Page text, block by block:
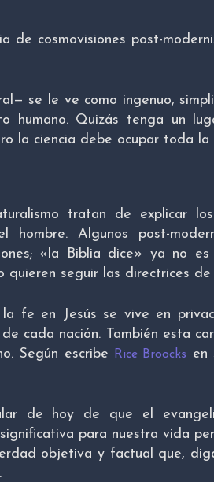
de cosmovisiones post-
se le ve como ingenuo,
humano. Quizás tenga un
la ciencia debe ocupar toda la
tratan de explicar
Algunos post-
«la Biblia dice» ya no es
quieren seguir las directrices de
fe en Jesús se vive en
cada nación. También esta
Según escribe
Rice Broocks en
de hoy de que el
para nuestra vida
objetiva y factual que,